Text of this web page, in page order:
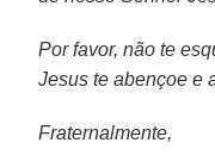
Por favor, não te
Jesus te abençoe e
Fraternalmente,